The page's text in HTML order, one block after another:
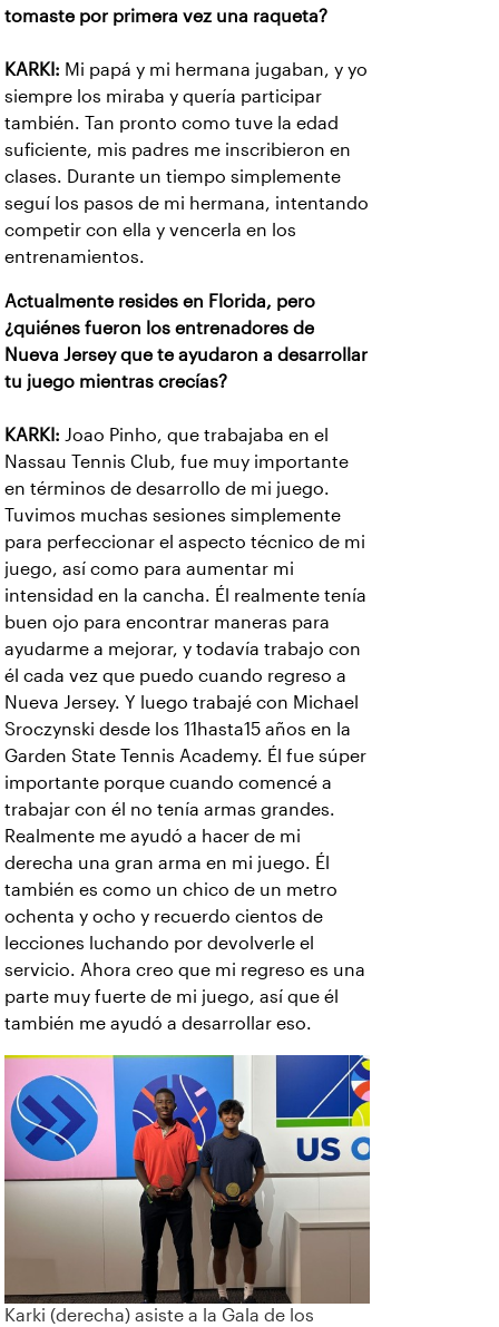
tomaste por primera vez una raqueta?
KARKI: Mi papá y mi hermana jugaban, y yo
siempre los miraba y quería participar
también. Tan pronto como tuve la edad
suficiente, mis padres me inscribieron en
clases. Durante un tiempo simplemente
seguí los pasos de mi hermana, intentando
competir con ella y vencerla en los
entrenamientos.
Actualmente resides en Florida, pero
¿quiénes fueron los entrenadores de
Nueva Jersey que te ayudaron a desarrollar
tu juego mientras crecías?
KARKI: Joao Pinho, que trabajaba en el
Nassau Tennis Club, fue muy importante
en términos de desarrollo de mi juego.
Tuvimos muchas sesiones simplemente
para perfeccionar el aspecto técnico de mi
juego, así como para aumentar mi
intensidad en la cancha. Él realmente tenía
buen ojo para encontrar maneras para
ayudarme a mejorar, y todavía trabajo con
él cada vez que puedo cuando regreso a
Nueva Jersey. Y luego trabajé con Michael
Sroczynski desde los 11hasta15 años en la
Garden State Tennis Academy. Él fue súper
importante porque cuando comencé a
trabajar con él no tenía armas grandes.
Realmente me ayudó a hacer de mi
derecha una gran arma en mi juego. Él
también es como un chico de un metro
ochenta y ocho y recuerdo cientos de
lecciones luchando por devolverle el
servicio. Ahora creo que mi regreso es una
parte muy fuerte de mi juego, así que él
también me ayudó a desarrollar eso.
Karki (derecha) asiste a la Gala de los